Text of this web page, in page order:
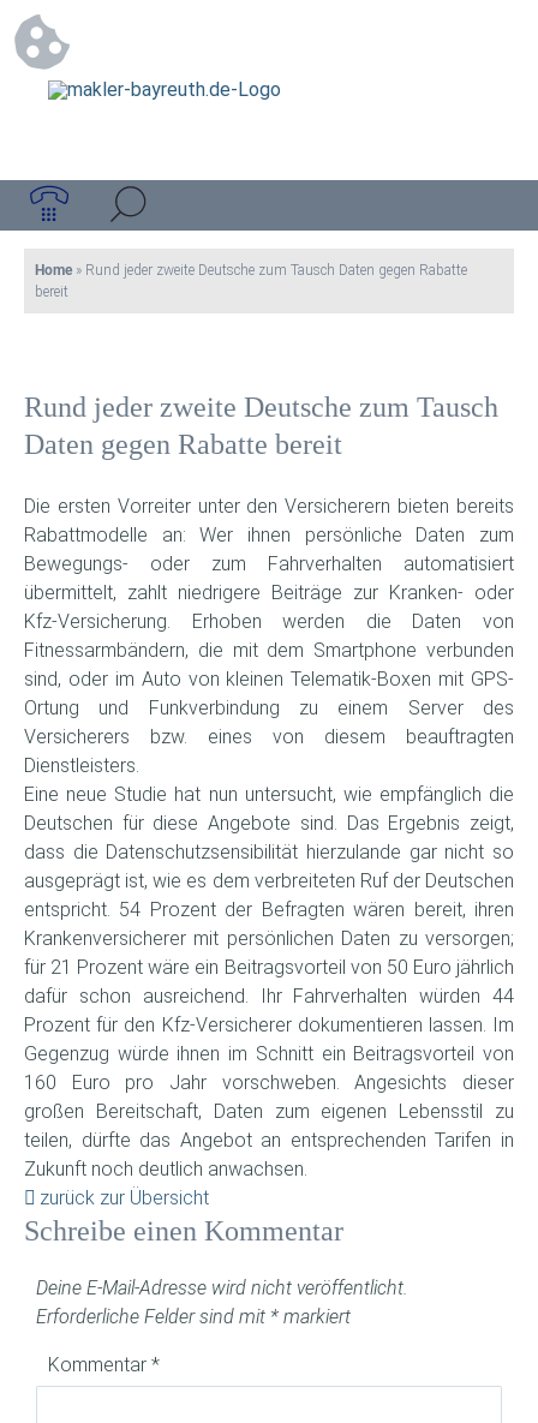
Home » Rund jeder zweite Deutsche zum Tausch Daten gegen Rabatte
bereit
Rund jeder zweite Deutsche zum Tausch
Daten gegen Rabatte bereit
Die ersten Vorreiter unter den Versicherern bieten bereits
Rabattmodelle an: Wer ihnen persönliche Daten zum
Bewegungs- oder zum Fahrverhalten automatisiert
übermittelt, zahlt niedrigere Beiträge zur Kranken- oder
Kfz-Versicherung. Erhoben werden die Daten von
Fitnessarmbändern, die mit dem Smartphone verbunden
sind, oder im Auto von kleinen Telematik-Boxen mit GPS-
Ortung und Funkverbindung zu einem Server des
Versicherers bzw. eines von diesem beauftragten
Dienstleisters.
Eine neue Studie hat nun untersucht, wie empfänglich die
Deutschen für diese Angebote sind. Das Ergebnis zeigt,
dass die Datenschutzsensibilität hierzulande gar nicht so
ausgeprägt ist, wie es dem verbreiteten Ruf der Deutschen
entspricht. 54 Prozent der Befragten wären bereit, ihren
Krankenversicherer mit persönlichen Daten zu versorgen;
für 21 Prozent wäre ein Beitragsvorteil von 50 Euro jährlich
dafür schon ausreichend. Ihr Fahrverhalten würden 44
Prozent für den Kfz-Versicherer dokumentieren lassen. Im
Gegenzug würde ihnen im Schnitt ein Beitragsvorteil von
160 Euro pro Jahr vorschweben. Angesichts dieser
großen Bereitschaft, Daten zum eigenen Lebensstil zu
teilen, dürfte das Angebot an entsprechenden Tarifen in
Zukunft noch deutlich anwachsen.
zurück zur Übersicht
Schreibe einen Kommentar
Deine E-Mail-Adresse wird nicht veröffentlicht.
Erforderliche Felder sind mit * markiert
Kommentar *